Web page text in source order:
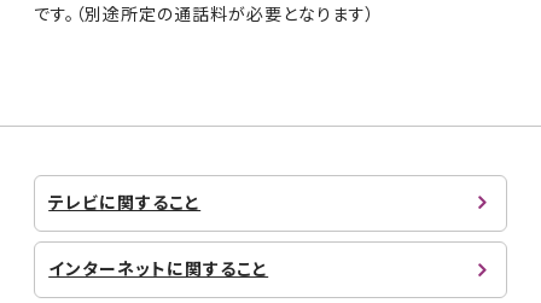
です。（別途所定の通話料が必要となります）
テレビに関すること
インターネットに関すること